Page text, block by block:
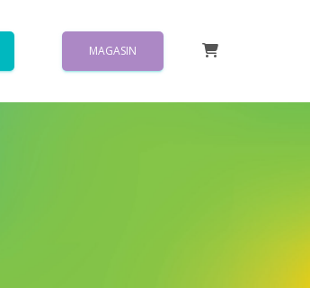
}}
MAGASIN